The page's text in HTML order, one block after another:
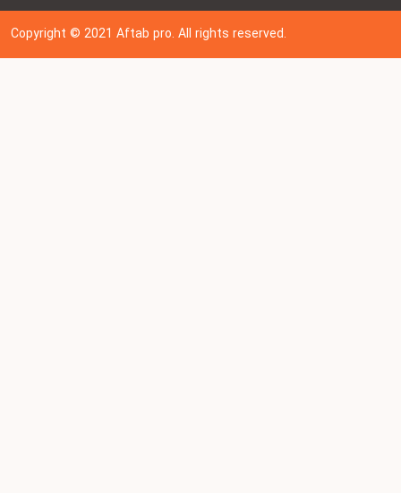
Copyright © 202 1Aftab pro. All rights reserved.